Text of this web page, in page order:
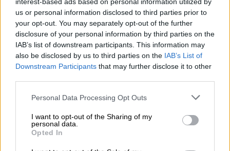
us or personal information disclosed to third parties prior to
your opt-out. You may separately opt-out of the further
disclosure of your personal information by third parties on the
IAB’s list of downstream participants. This information may
also be disclosed by us to third parties on the IAB’s List of
Downstream Participants that may further disclose it to other
Please note that this website/app uses one or more Google
not limited to your visit or usage behaviour. You may click to
grant or deny consent to Google and its third-party tags to
use your data for below specified purposes in below Google
consent section.
Personal Data Processing Opt Outs
I want to opt-out of the Sharing of my
personal data.
Opted In
Κόσμος 22.08.2025 20:19
Προκλητικός Νετανιάχου για την
έκθεση του ΟΗΕ για λιμό στη Γάζα: Είναι